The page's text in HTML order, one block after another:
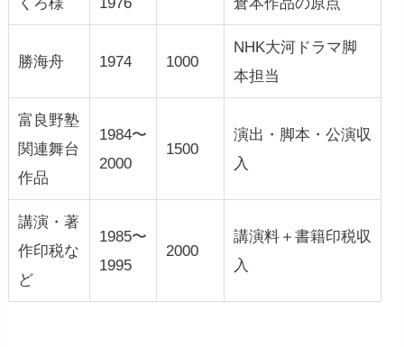
勝海舟 1974 1000
NHK大河ドラマ脚
本担当
富良野塾
関連舞台
作品
1984〜
2000
1500
演出・脚本・公演収
入
講演・著
作印税な
ど
1985〜
1995
2000
講演料＋書籍印税収
入